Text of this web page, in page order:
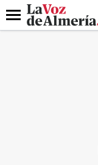
DESTACADO
Menú